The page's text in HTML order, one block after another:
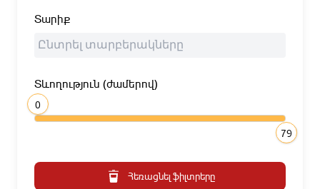
Տարիք
Տևողություն (ժամերով)
0
79
Հեռացնել ֆիլտրերը